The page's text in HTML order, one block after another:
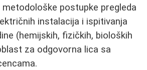
postupke pregleda
instalacija i ispitivanja
(hemijskih, fizičkih, bioloških
za odgovorna lica sa